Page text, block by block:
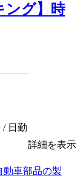
ング】時
/ 日勤
詳細を表示